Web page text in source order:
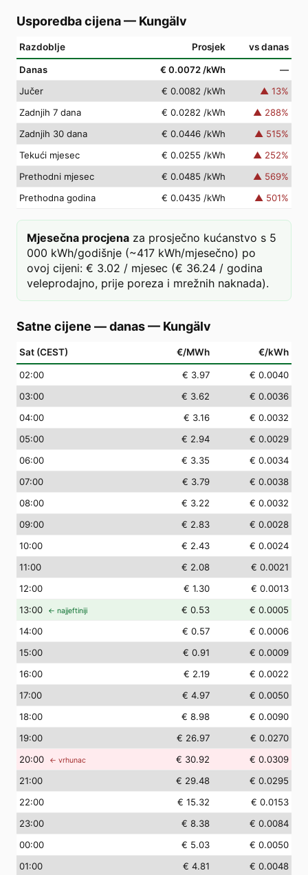
Usporedba cijena— Kungälv
Razdoblje Prosjek vs danas
Danas € 0.0072 /kWh
—
Jučer
€ 0.0082 /kWh ▲ 13%
Zadnjih 7 dana
€ 0.0282 /kWh ▲ 288%
Zadnjih 30 dana
€ 0.0446 /kWh ▲ 515%
Tekući mjesec
€ 0.0255 /kWh ▲ 252%
Prethodni mjesec
€ 0.0485 /kWh ▲ 569%
Prethodna godina
€ 0.0435 /kWh ▲ 501%
Mjesečna procjena za prosječno kućanstvo s 5
000 kWh/godišnje (~417 kWh/mjesečno) po
ovoj cijeni: € 3.02 / mjesec (€ 36.24 / godina
veleprodajno, prije poreza i mrežnih naknada).
Satne cijene — danas— Kungälv
Sat (CEST) €/MWh €/kWh
02:00 € 3.97
€ 0.0040
03:00 € 3.62
€ 0.0036
04:00 € 3.16
€ 0.0032
05:00 € 2.94
€ 0.0029
06:00 € 3.35
€ 0.0034
07:00 € 3.79
€ 0.0038
08:00 € 3.22
€ 0.0032
09:00 € 2.83
€ 0.0028
10:00 € 2.43
€ 0.0024
11:00 € 2.08
€ 0.0021
12:00 € 1.30
€ 0.0013
13:00 ← najjeftiniji € 0.53
€ 0.0005
14:00 € 0.57
€ 0.0006
15:00 € 0.91
€ 0.0009
16:00 € 2.19
€ 0.0022
17:00 € 4.97
€ 0.0050
18:00 € 8.98
€ 0.0090
19:00 € 26.97
€ 0.0270
20:00 ← vrhunac € 30.92
€ 0.0309
21:00 € 29.48
€ 0.0295
22:00 € 15.32
€ 0.0153
23:00 € 8.38
€ 0.0084
00:00 € 5.03
€ 0.0050
01:00 € 4.81 € 0.0048